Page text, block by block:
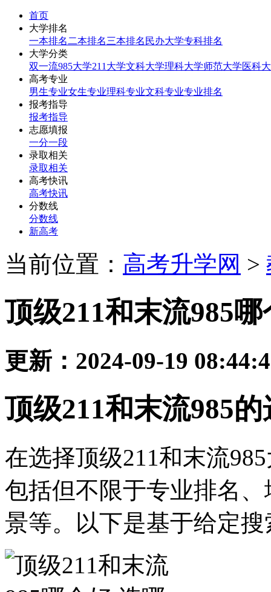
首页
大学排名
一本排名 二本排名三本排名 民办大学专科排名
大学分类
双一流985大学211大学文科大学理科大学师范大学医科
高考专业
男生专业女生专业理科专业文科专业专业排名
报考指导
报考指导
志愿填报
一分一段
录取相关
录取相关
高考快讯
高考快讯
分数线
分数线
新高考
当前位置： 高考升学网 >
顶级211和末流985
更新：2024-09-19
顶级211和末流985
在选择顶级211和末流
包括但不限于专业排名
景等。以下是基于给定